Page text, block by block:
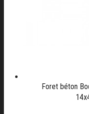
Foret béton